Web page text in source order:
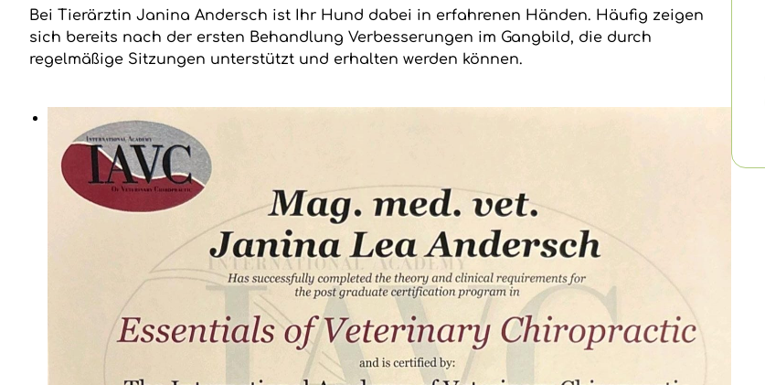
Bei Tierärztin Janina Andersch ist Ihr Hund dabei in erfahrenen Händen. Häufig zeigen
sich bereits nach der ersten Behandlung Verbesserungen im Gangbild, die durch
regelmäßige Sitzungen unterstützt und erhalten werden können.